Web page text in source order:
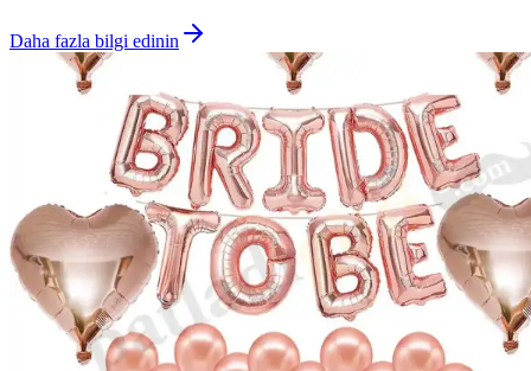
Daha fazla bilgi edinin